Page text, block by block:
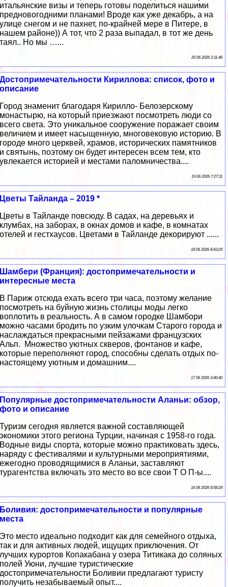
итальянские визы и теперь готовы поделиться нашими
предновогодними планами! Вроде как уже декабрь, а на
улице снегом и не пахнет, по-крайней мере в Питере, в
нашем районе)) А тот, что 2 раза выпадал, в тот же день
таял.. Но мы …...
20 06 2026 2:11:46
Достопримечательности Кириллова: список, фото и
описание
Город знаменит благодаря Кирилло- Белозерскому
монастырю, на который приезжают посмотреть люди со
всего света. Это уникальное сооружение поражает своим
величием и имеет насыщенную, многовековую историю. В
городе много церквей, храмов, исторических памятников
и святынь, поэтому он будет интересен всем тем, кто
увлекается историей и местами паломничества....
19 06 2026 7:27:11
Цветы Тайланда – 2019 *
Цветы в Тайланде повсюду. В садах, на деревьях и
клумбах, на заборах, в окнах домов и кафе, в комнатах
отелей и гестхаусов. Цветами в Тайланде декорируют ......
18 06 2026 8:43:29
Шамбери (Франция): достопримечательности и
интересные места
В Париж отсюда ехать всего три часа, поэтому желание
посмотреть на буйную жизнь столицы моды легко
воплотить в реальность. А в самом городке Шамбори
можно часами бродить по узким улочкам Старого города и
наслаждаться прекрасными пейзажами французских
Альп. Множество уютных скверов, фонтанов и кафе,
которые переполняют город, способны сделать отдых по-
настоящему уютным и домашним....
17 06 2026 3:40:40
Популярные достопримечательности Аланьи: обзор,
фото и описание
Туризм сегодня является важной составляющей
экономики этого региона Турции, начиная с 1958-го года.
Водные виды спорта, которые можно практиковать здесь,
наряду с фестивалями и культурными мероприятиями,
ежегодно проводящимися в Аланьи, заставляют
турагентства включать это место во все свои Т О П-ы....
16 06 2026 8:58:24
Боливия: достопримечательности и популярные
места
Это место идеально подходит как для семейного отдыха,
так и для активных людей, ищущих приключения. От
лучших курортов Копакабана у озера Титикака до соляных
полей Уюни, лучшие туристические
достопримечательности Боливии предлагают туристу
получить незабываемый опыт....